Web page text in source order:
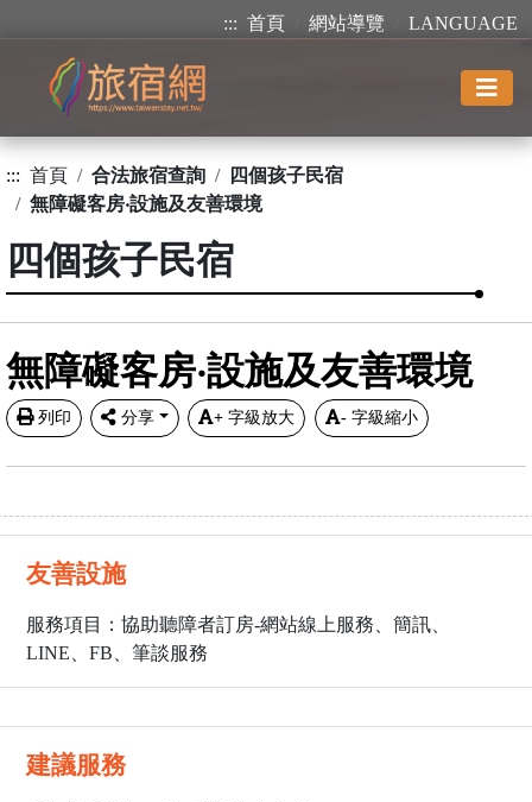
::: 首頁 網站導覽 LANGUAGE
::: 首頁 合法旅宿查詢
四個孩子民宿
無障礙客房‧設施及友善環境
四個孩子民宿
無障礙客房‧設施及友善環境
列印 分享 + 字級放大 - 字級縮小
友善設施
服務項目：協助聽障者訂房-網站線上服務、簡訊、
LINE、FB、筆談服務
建議服務